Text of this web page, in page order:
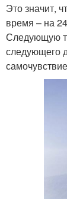
Это значит,
время – на
Следующую
следующего